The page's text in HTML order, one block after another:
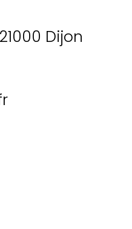
Dijon